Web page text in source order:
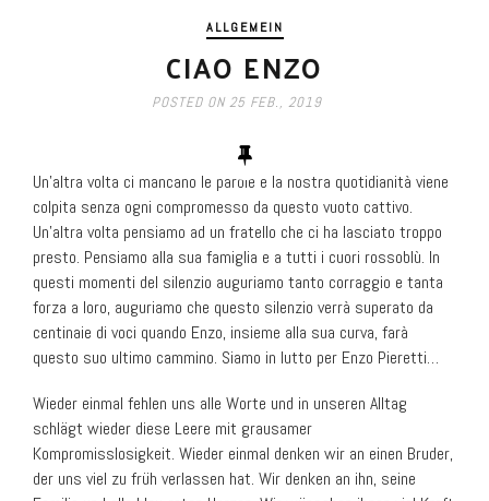
e
a
v
g
a
o
ALLGEMEIN
CIAO ENZO
POSTED ON25 FEB., 2019
Un’altra volta ci mancano le parole e la nostra quotidianità viene
colpita senza ogni compromesso da questo vuoto cattivo.
Un’altra volta pensiamo ad un fratello che ci ha lasciato troppo
presto. Pensiamo alla sua famiglia e a tutti i cuori rossoblù. In
questi momenti del silenzio auguriamo tanto corraggio e tanta
forza a loro, auguriamo che questo silenzio verrà superato da
centinaie di voci quando Enzo, insieme alla sua curva, farà
questo suo ultimo cammino. Siamo in lutto per Enzo Pieretti…
Wieder einmal fehlen uns alle Worte und in unseren Alltag
schlägt wieder diese Leere mit grausamer
Kompromisslosigkeit. Wieder einmal denken wir an einen Bruder,
der uns viel zu früh verlassen hat. Wir denken an ihn, seine